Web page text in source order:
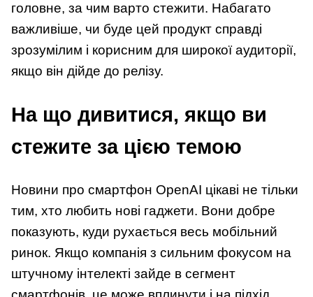
головне, за чим варто стежити. Набагато
важливіше, чи буде цей продукт справді
зрозумілим і корисним для широкої аудиторії,
якщо він дійде до релізу.
На що дивитися, якщо ви
стежите за цією темою
Новини про смартфон OpenAI цікаві не тільки
тим, хто любить нові гаджети. Вони добре
показують, куди рухається весь мобільний
ринок. Якщо компанія з сильним фокусом на
штучному інтелекті зайде в сегмент